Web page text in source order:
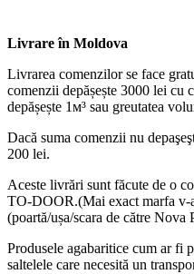
Livrare în Moldova
Livrarea comenzilor se face
comenzii depășește 3000 lei cu
depășește 1м³ sau greutatea
Dacă suma comenzii nu
200 lei.
Aceste livrări sunt făcute de o
TO-DOOR.(Mai exact marfa v-
(poartă/ușa/scara de către Nova
Produsele agabaritice cum ar fi
saltelele care necesită un